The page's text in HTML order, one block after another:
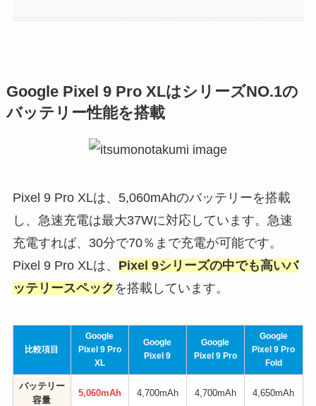
Google Pixel 9 Pro XLはシリーズNO.1の
バッテリー性能を搭載
Pixel 9 Pro XLは、5,060mAhのバッテリーを搭載
し、急速充電は最大37Wに対応しています。急速
充電すれば、30分で70％まで充電が可能です。
Pixel 9 Pro XLは、 Pixel 9シリーズの中でも高いバ
ッテリースペック を搭載しています。
比較項目
Google
Pixel 9 Pro
XL
Google
Pixel 9
Google
Pixel 9 Pro
Google
Pixel 9 Pro
Fold
バッテリー
容量
5,060mAh 4,700mAh 4,700mAh 4,650mAh